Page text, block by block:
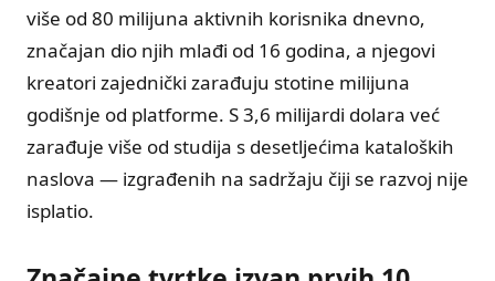
više od 80 milijuna aktivnih korisnika dnevno,
značajan dio njih mlađi od 16 godina, a njegovi
kreatori zajednički zarađuju stotine milijuna
godišnje od platforme. S 3,6 milijardi dolara već
zarađuje više od studija s desetljećima kataloških
naslova — izgrađenih na sadržaju čiji se razvoj nije
isplatio.